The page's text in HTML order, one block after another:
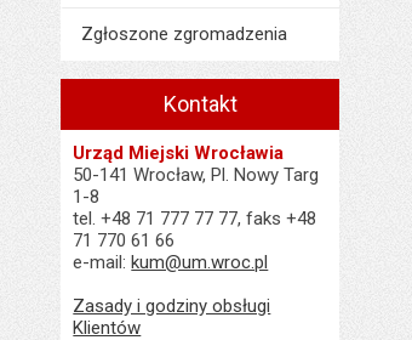
Zgłoszone zgromadzenia
Kontakt
Urząd Miejski Wrocławia
50-141 Wrocław, Pl. Nowy Targ
1-8
tel. +48 71 777 77 77, faks +48
71 770 61 66
e-mail:kum@um.wroc.pl
Zasady i godziny obsługi
Klientów